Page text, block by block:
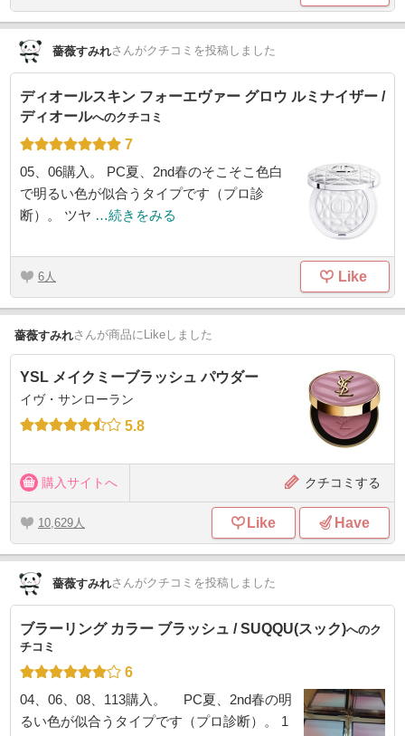
薔薇すみれさんがクチコミを投稿しました
ディオールスキン フォーエヴァー グロウ ルミナイザー /
ディオールへのクチコミ
7
05、06購入。 PC夏、2nd春のそこそこ色白
で明るい色が似合うタイプです（プロ診
断）。 ツヤ …続きをみる
6 Like
薔薇すみれさんが商品にLikeしました
YSL メイクミーブラッシュ パウダー
イヴ・サンローラン
5.8
購入サイトへ クチコミする
10,629 Like Have
薔薇すみれさんがクチコミを投稿しました
ブラーリング カラー ブラッシュ / SUQQU(スック)へのク
チコミ
6
04、06、08、113購入。 PC夏、2nd春の明
るい色が似合うタイプです（プロ診断）。 1